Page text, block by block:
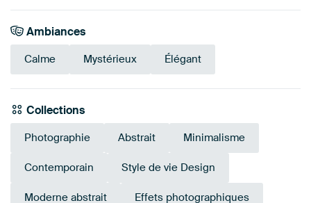
Ambiances
Calme Mystérieux Élégant
Collections
Photographie Abstrait Minimalisme
Contemporain Style de vie Design
Moderne abstrait Effets photographiques